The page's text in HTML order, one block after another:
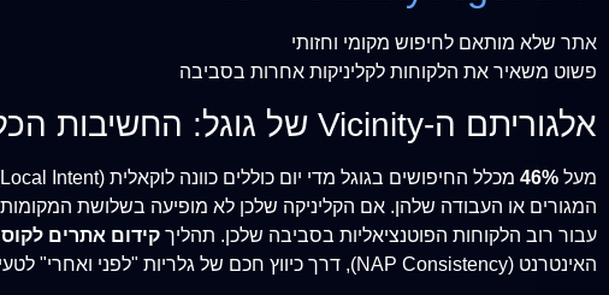
אתר שלא מותאם לחיפוש מקומי וחזותי
פשוט משאיר את הלקוחות לקליניקות אחרות בסביבה
אלגוריתם ה-Vicinity של גוגל: החשיבות הכלכלית של חשיפה ברדיוס הקרוב
מעל 46%
עבור רוב הלקוחות הפוטנציאליות בסביבה שלכן. תהליך קידום אתרים
האינטרנט (NAP Consistency), דרך כיווץ חכם של גלריות "לפני ואחרי" לטעינה מיידית, ועד להזרקת נתוני מפות לקוד האתר שגורמת לאלגוריתם להציב אתכן בראש.